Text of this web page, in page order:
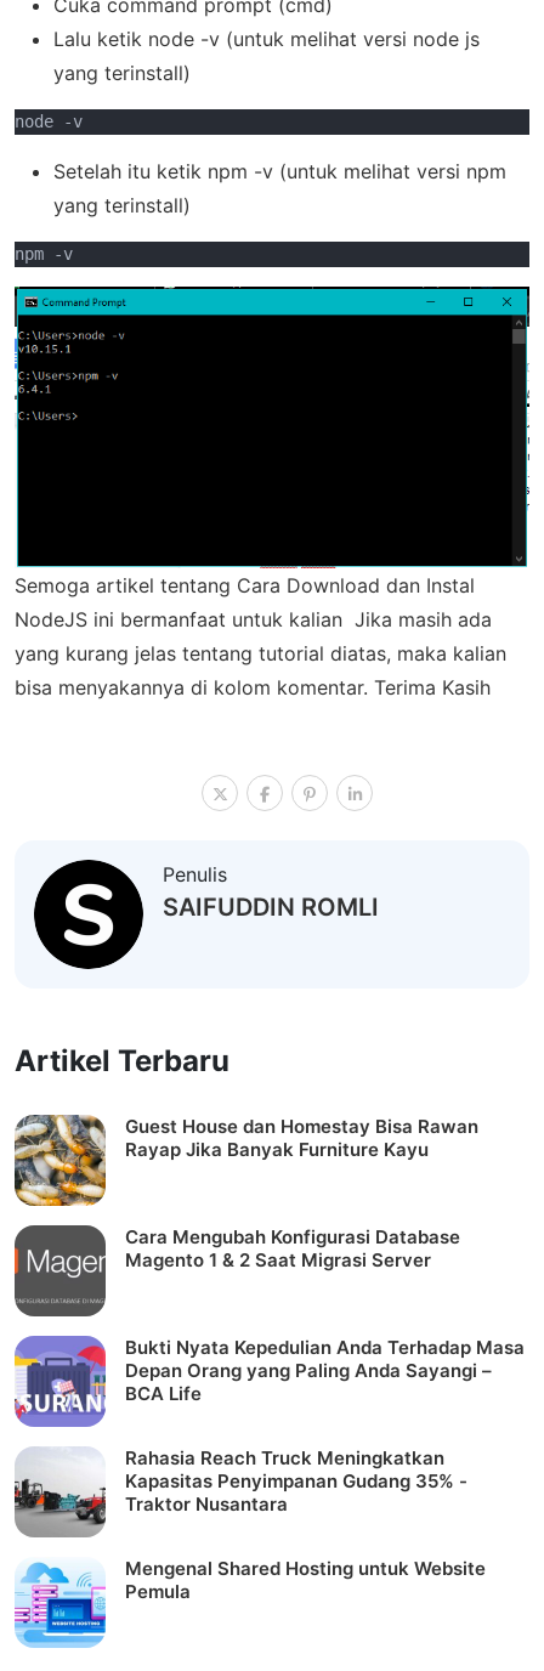
Cuka command prompt (cmd)
Lalu ketik node -v (untuk melihat versi node js
yang terinstall)
node -v
Setelah itu ketik npm -v (untuk melihat versi npm
yang terinstall)
npm -v
Semoga artikel tentang Cara Download dan Instal
NodeJS ini bermanfaat untuk kalian Jika masih ada
yang kurang jelas tentang tutorial diatas, maka kalian
bisa menyakannya di kolom komentar. Terima Kasih
Penulis
SAIFUDDIN ROMLI
Artikel Terbaru
Guest House dan Homestay Bisa Rawan
Rayap Jika Banyak Furniture Kayu
Cara Mengubah Konfigurasi Database
Magento 1 & 2 Saat Migrasi Server
Bukti Nyata Kepedulian Anda Terhadap Masa
Depan Orang yang Paling Anda Sayangi –
BCA Life
Rahasia Reach Truck Meningkatkan
Kapasitas Penyimpanan Gudang 35% -
Traktor Nusantara
Mengenal Shared Hosting untuk Website
Pemula